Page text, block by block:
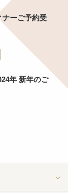
ナーご予約受
年 新年のご